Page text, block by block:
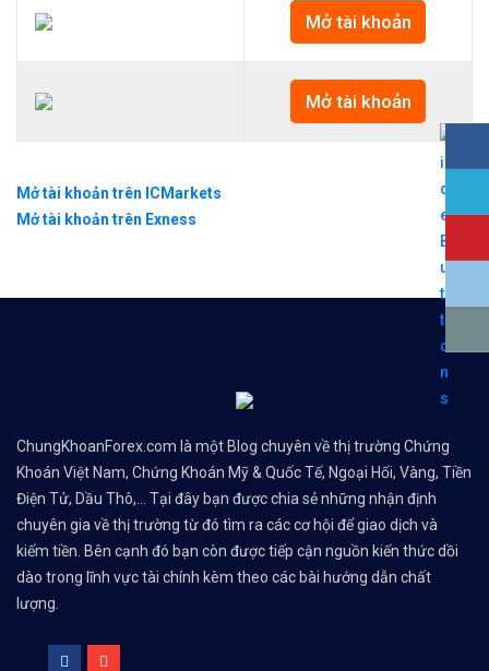
Mở tài khoản
Mở tài khoản
Mở tài khoản trên ICMarkets
Mở tài khoản trên Exness
ChungKhoanForex.com là một Blog chuyên về thị trường Chứng
Khoán Việt Nam, Chứng Khoán Mỹ & Quốc Tế, Ngoại Hối, Vàng, Tiền
Điện Tử, Dầu Thô,... Tại đây bạn được chia sẻ những nhận định
chuyên gia về thị trường từ đó tìm ra các cơ hội để giao dịch và
kiếm tiền. Bên cạnh đó bạn còn được tiếp cận nguồn kiến thức dồi
dào trong lĩnh vực tài chính kèm theo các bài hướng dẫn chất
lượng.